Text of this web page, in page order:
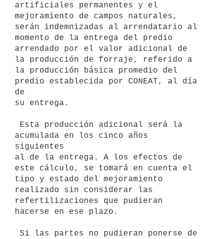
artificiales permanentes y el
mejoramiento de campos naturales,
serán indemnizadas al arrendatario al
momento de la entrega del predio
arrendado por el valor adicional de
la producción de forraje, referido a
la producción básica promedio del
predio establecida por CONEAT, al día
de
su entrega.
acumulada en los cinco años
siguientes
al de la entrega. A los efectos de
este cálculo, se tomará en cuenta el
tipo y estado del mejoramiento
realizado sin considerar las
refertilizaciones que pudieran
hacerse en ese plazo.